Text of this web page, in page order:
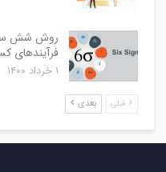
روش شش
فرآیندهای
۱ خرداد ۱۴۰۰
قبلی بعدی